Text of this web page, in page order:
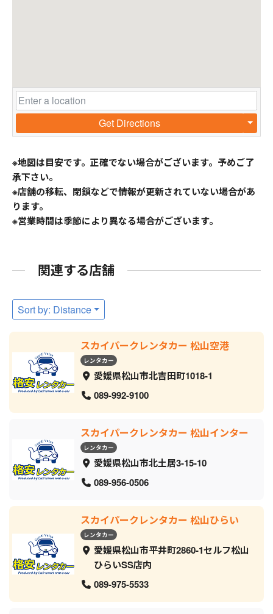
Get Directions
※地図は目安です。正確でない場合がございます。予めご了
承下さい。
※店舗の移転、閉鎖などで情報が更新されていない場合があ
ります。
※営業時間は季節により異なる場合がございます。
関連する店舗
Sort by: Distance
スカイパークレンタカー 松山空港
レンタカー
愛媛県松山市北吉田町1018-1
089-992-9100
スカイパークレンタカー 松山インター
レンタカー
愛媛県松山市北土居3-15-10
089-956-0506
スカイパークレンタカー 松山ひらい
レンタカー
愛媛県松山市平井町2860-1セルフ松山
ひらいSS店内
089-975-5533